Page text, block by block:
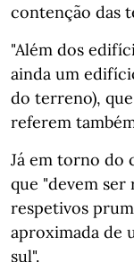
contenção das
"Além dos
ainda um
do terreno),
referem
Já em torno do
que "devem ser
respetivos
aproximada de
sul".